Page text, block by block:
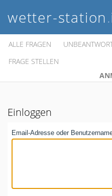
wetter-station
ALLE FRAGEN
FRAGE STELLEN
Einloggen
Email-Adresse oder